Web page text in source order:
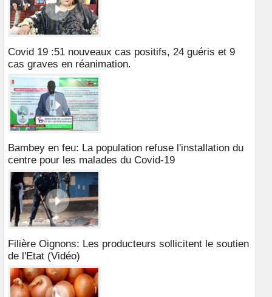
Covid 19 :51 nouveaux cas positifs, 24 guéris et 9
cas graves en réanimation.
Bambey en feu: La population refuse l'installation du
centre pour les malades du Covid-19
Filière Oignons: Les producteurs sollicitent le soutien
de l'Etat (Vidéo)